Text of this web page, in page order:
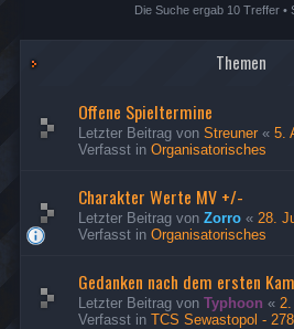
Die Suche ergab 10 Treffer •
Themen
Offene Spieltermine
Letzter Beitrag von Streuner « 5.
Verfasst in Organisatorisches
Charakter Werte MV +/-
Letzter Beitrag von Zorro « 28.
Verfasst in Organisatorisches
Gedanken nach dem ersten
Letzter Beitrag von Typhoon «
Verfasst in TCS Sewastopol -